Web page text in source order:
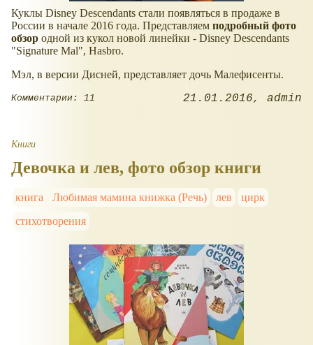
Куклы Disney Descendants стали появляться в продаже в
России в начале 2016 года. Представляем подробный фото
обзор одной из кукол новой линейки - Disney Descendants
"Signature Mal", Hasbro.
Мэл, в версии Дисней, представляет дочь Малефисенты.
Комментарии: 11 21.01.2016 admin
Книги
Девочка и лев, фото обзор книги
книга Любимая мамина книжка (Речь) лев
цирк
стихотворения